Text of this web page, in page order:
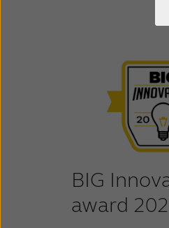
BIG
award